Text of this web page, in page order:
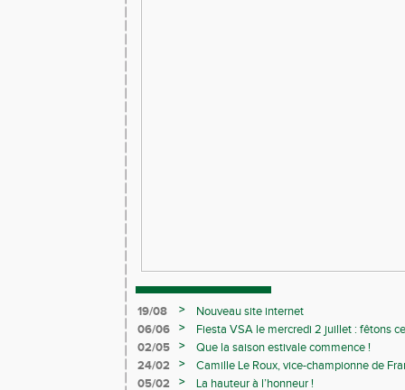
19/08 >
Nouveau site internet
06/06
>
Fiesta VSA le mercredi 2 juillet : fêtons
02/05
>
Que la saison estivale commence !
24/02
>
Camille Le Roux, vice-championne de
05/02
>
La hauteur à l’honneur !